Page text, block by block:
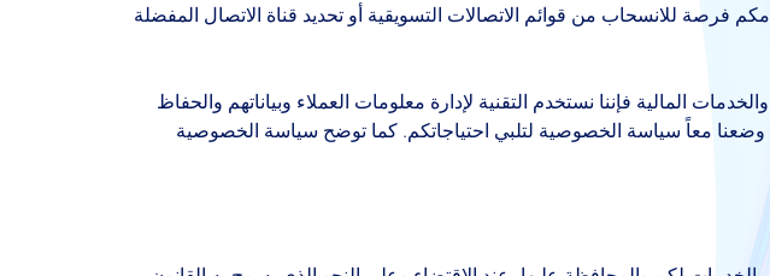
فرصة للانسحاب من قوائم الاتصالات التسويقية أو تحديد قناة الاتصال المفضلة
المالية فإننا نستخدم التقنية لإدارة معلومات العملاء وبياناتهم والحفاظ
وضعنا معاً سياسة الخصوصية لتلبي احتياجاتكم. كما توضح سياسة الخصوصية